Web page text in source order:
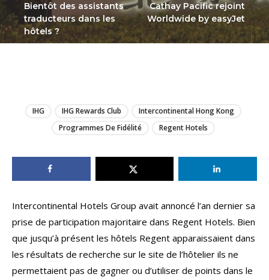
Bientôt des assistants
traducteurs dans les
hôtels ?
Cathay Pacific rejoint
Worldwide by easyJet
IHG IHG Rewards Club
Intercontinental Hong Kong
Programmes De Fidélité
Regent Hotels
Intercontinental Hotels Group avait annoncé l’an dernier sa
prise de participation majoritaire dans Regent Hotels. Bien
que jusqu’à présent les hôtels Regent apparaissaient dans
les résultats de recherche sur le site de l’hôtelier ils ne
permettaient pas de gagner ou d’utiliser de points dans le